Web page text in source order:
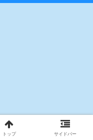
トップ サイドバー